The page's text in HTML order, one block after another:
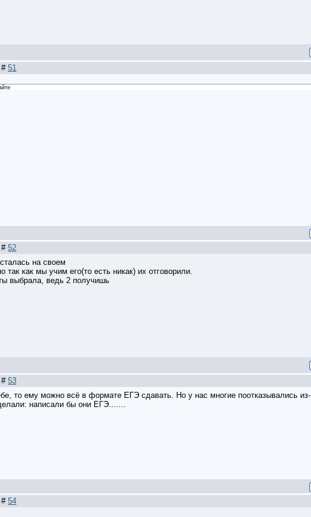
# 51
# 52
на своем
как мы учим его(то есть никак) их отговорили.
выбрала, ведь 2 получишь
# 53
то ему можно всё в формате ЕГЭ сдавать. Но у нас многие поотказывались из-
написали бы они ЕГЭ.......
# 54